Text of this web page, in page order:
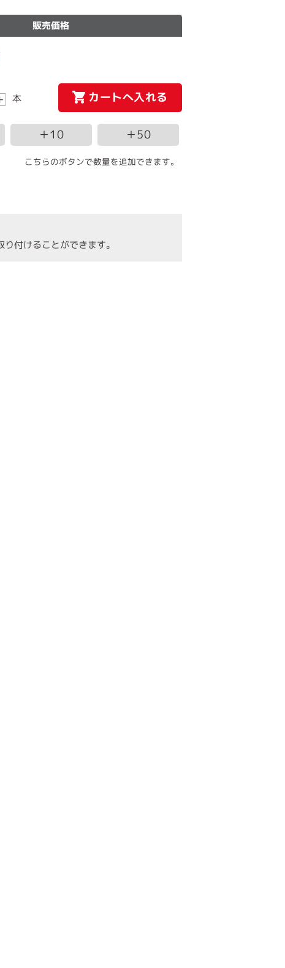
販売価格
本 カートへ入れる
＋10 ＋50
こちらのボタンで数量を追加できます。
付けることができます。